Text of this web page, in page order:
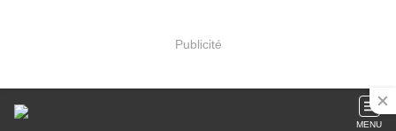
Publicité
MENU